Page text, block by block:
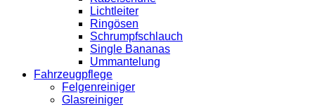
Lichtleiter
Ringösen
Schrumpfschlauch
Single Bananas
Ummantelung
Fahrzeugpflege
Felgenreiniger
Glasreiniger